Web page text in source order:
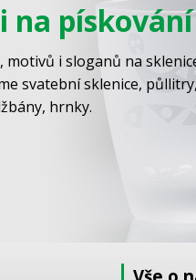
na pískování
motivů i sloganů na
svatební sklenice,
hrnky.